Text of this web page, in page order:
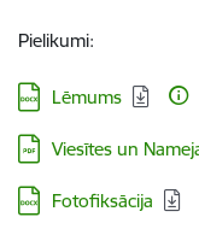
Pielikumi:
Lejupielādēt:
Lēmums
Lejupielādēt:
Viesītes un
Lejupielādēt:
Fotofiksācija